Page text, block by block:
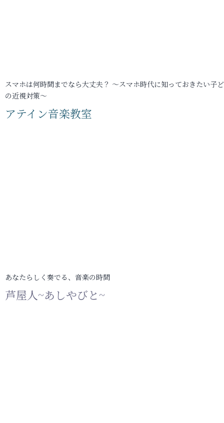
スマホは何時間までなら大丈夫？ ～スマホ時代に知っておきたい子
の近視対策～
アテイン音楽教室
あなたらしく奏でる、音楽の時間
芦屋人~あしやびと~